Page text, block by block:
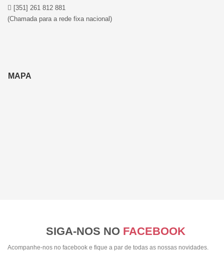
[351] 261 812 881
(Chamada para a rede fixa nacional)
MAPA
SIGA-NOS NO FACEBOOK
Acompanhe-nos no facebook e fique a par de todas as nossas novidades.